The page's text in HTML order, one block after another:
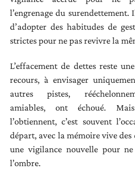
l’engrenage du surendettement.
d’adopter des habitudes de
strictes pour ne pas revivre la
L’effacement de dettes reste
recours, à envisager
autres pistes,
amiables, ont échoué.
l’obtiennent, c’est souvent
départ, avec la mémoire vive des
une vigilance nouvelle pour
l’ombre.